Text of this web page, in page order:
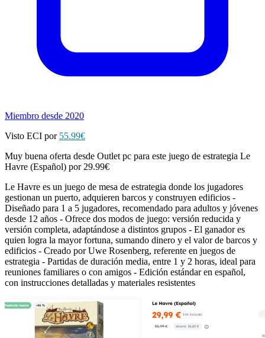
Miembro desde 2020
Visto ECI por 55.99€
Muy buena oferta desde Outlet pc para este juego de estrategia Le
Havre (Español) por 29.99€
Le Havre es un juego de mesa de estrategia donde los jugadores
gestionan un puerto, adquieren barcos y construyen edificios -
Diseñado para 1 a 5 jugadores, recomendado para adultos y jóvenes
desde 12 años - Ofrece dos modos de juego: versión reducida y
versión completa, adaptándose a distintos grupos - El ganador es
quien logra la mayor fortuna, sumando dinero y el valor de barcos y
edificios - Creado por Uwe Rosenberg, referente en juegos de
estrategia - Partidas de duración media, entre 1 y 2 horas, ideal para
reuniones familiares o con amigos - Edición estándar en español,
con instrucciones detalladas y materiales resistentes